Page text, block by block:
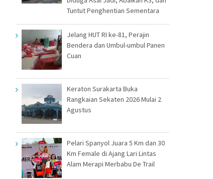
Tuntut Penghentian Sementara
Jelang HUT RI ke-81, Perajin
Bendera dan Umbul-umbul Panen
Cuan
Keraton Surakarta Buka
Rangkaian Sekaten 2026 Mulai 2
Agustus
Pelari Spanyol Juara 5 Km dan 30
Km Female di Ajang Lari Lintas
Alam Merapi Merbabu De Trail